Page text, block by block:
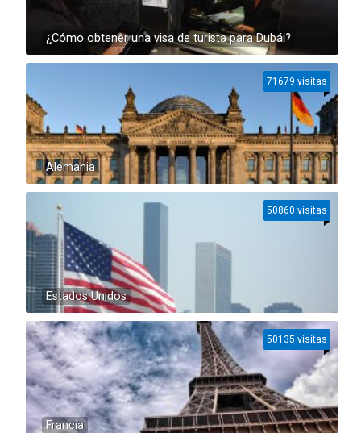
¿Cómo obtener una visa de turista para Dubái?
Alemania
71679 visitas
Estados Unidos
50860 visitas
Francia
50135 visitas